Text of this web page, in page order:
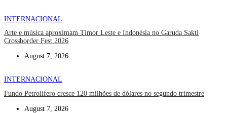
INTERNACIONAL
Arte e música aproximam Timor Leste e Indonésia no Garuda Sakti
Crossborder Fest 2026
August 7, 2026
INTERNACIONAL
Fundo Petrolífero cresce 120 milhões de dólares no segundo trimestre
August 7, 2026